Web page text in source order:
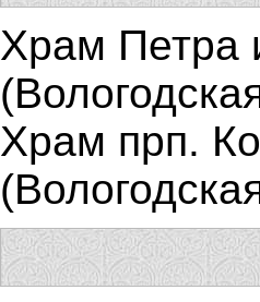
Храм Петра
Храм прп.